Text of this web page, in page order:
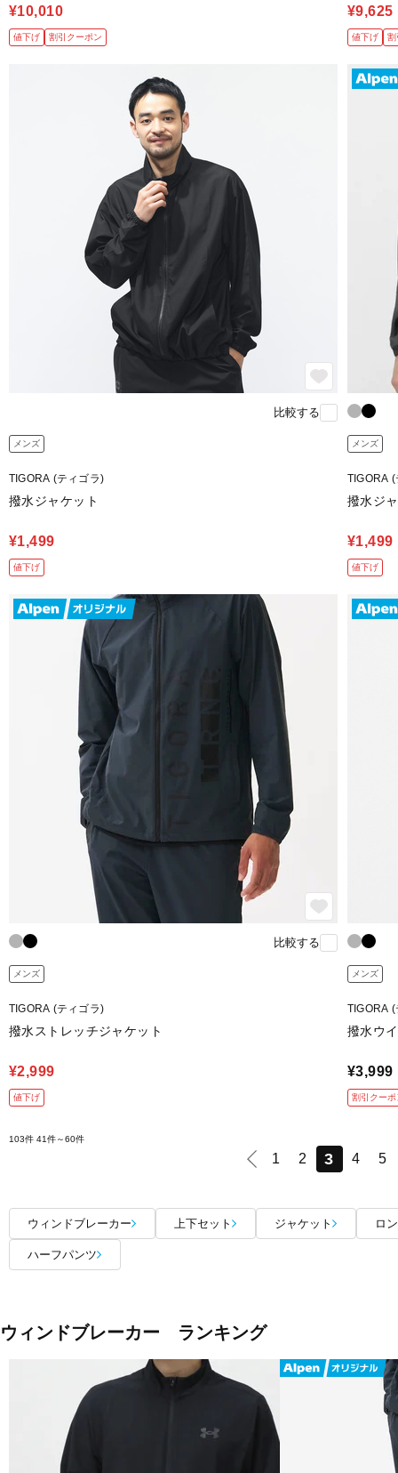
¥10,010
値下げ 割引クーポン
¥9,625
値下げ 割
比較する
メンズ
TIGORA (ティゴラ)
撥水ジャケット
¥1,499
値下げ
メンズ
TIGORA
撥水ジ
¥1,499
値下げ
比較する
メンズ
TIGORA (ティゴラ)
撥水ストレッチジャケット
¥2,999
値下げ
メンズ
TIGORA
撥水ウ
¥3,999
割引クーポ
103件 41件～60件
1 2 3 4 5
ウィンドブレーカー 上下セット ジャケット ロ
ハーフパンツ
ウィンドブレーカー ランキング